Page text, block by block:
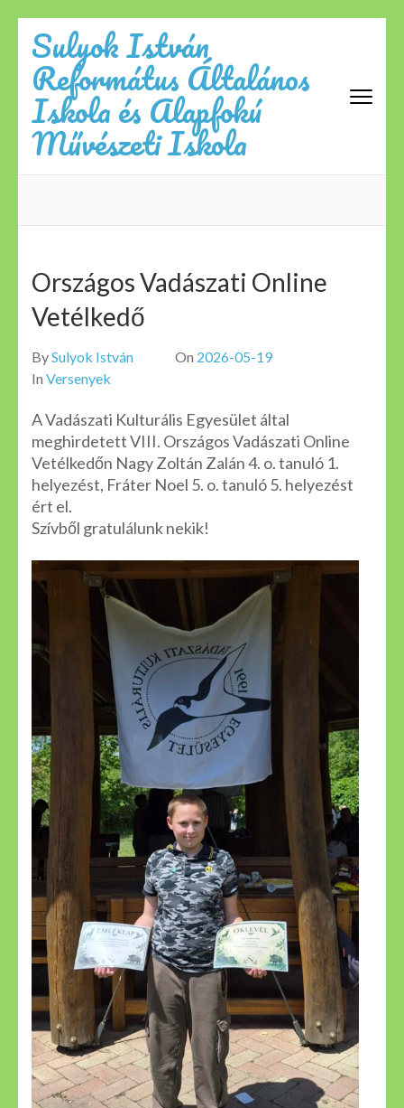
content
(Press
Enter)
Sulyok István
Református Általános
Iskola és Alapfokú
Művészeti Iskola
Országos Vadászati Online
Vetélkedő
BySulyok István On 2026-05-19
In Versenyek
A Vadászati Kulturális Egyesület által
meghirdetett VIII. Országos Vadászati Online
Vetélkedőn Nagy Zoltán Zalán 4. o. tanuló 1.
helyezést, Fráter Noel 5. o. tanuló 5. helyezést
ért el.
Szívből gratulálunk nekik!